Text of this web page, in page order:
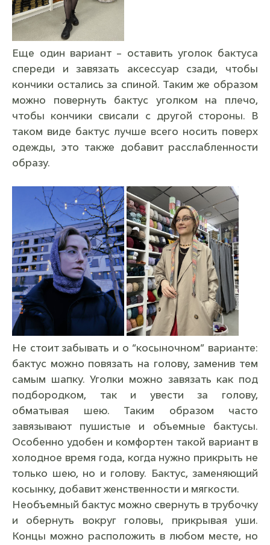
Еще один вариант – оставить уголок бактуса
спереди и завязать аксессуар сзади, чтобы
кончики остались за спиной. Таким же образом
можно повернуть бактус уголком на плечо,
чтобы кончики свисали с другой стороны. В
таком виде бактус лучше всего носить поверх
одежды, это также добавит расслабленности
образу.
Не стоит забывать и о “косыночном” варианте:
бактус можно повязать на голову, заменив тем
самым шапку. Уголки можно завязать как под
подбородком, так и увести за голову,
обматывая шею. Таким образом часто
завязывают пушистые и объемные бактусы.
Особенно удобен и комфортен такой вариант в
холодное время года, когда нужно прикрыть не
только шею, но и голову. Бактус, заменяющий
косынку, добавит женственности и мягкости.
Необъемный бактус можно свернуть в трубочку
и обернуть вокруг головы, прикрывая уши.
Концы можно расположить в любом месте, но